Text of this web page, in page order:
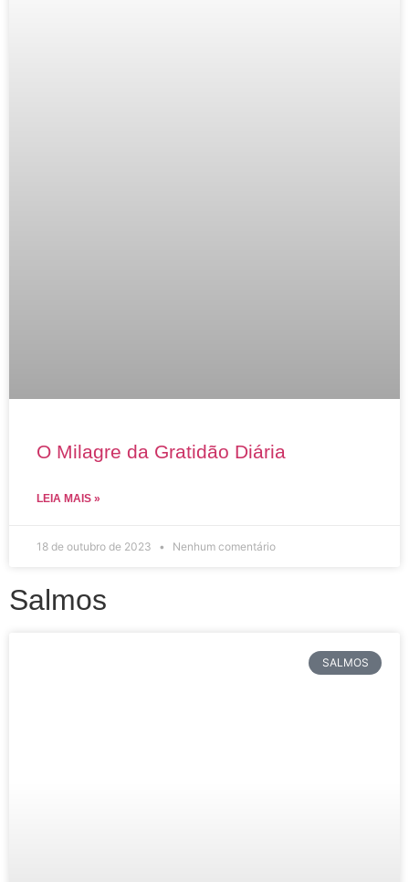
O Milagre da Gratidão Diária
LEIA MAIS »
18 de outubro de 2023 Nenhum comentário
Salmos
SALMOS